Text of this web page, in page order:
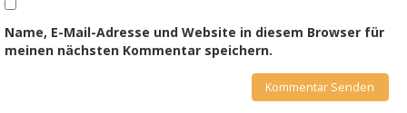
Name, E-Mail-Adresse und Website in diesem Browser für
meinen nächsten Kommentar speichern.